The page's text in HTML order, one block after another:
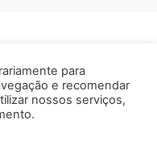
NexVitro biologics
para
e recomendar
nossos serviços,